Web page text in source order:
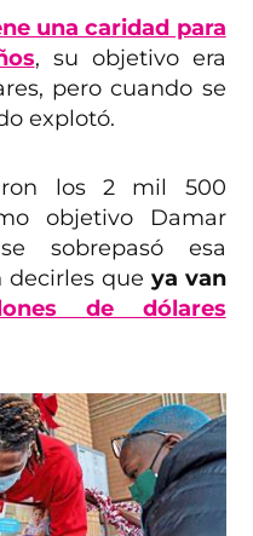
una caridad para
, su objetivo era
pero cuando se
explotó.
los 2 mil 500
objetivo Damar
sobrepasó esa
decirles que ya van
de dólares